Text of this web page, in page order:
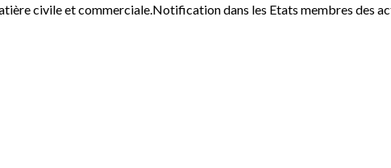
civile et commerciale.Notification dans les Etats membres des